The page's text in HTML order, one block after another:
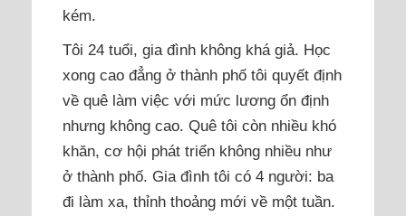
kém.
Tôi 24 tuổi, gia đình không khá giả. Học
xong cao đẳng ở thành phố tôi quyết định
về quê làm việc với mức lương ổn định
nhưng không cao. Quê tôi còn nhiều khó
khăn, cơ hội phát triển không nhiều như
ở thành phố. Gia đình tôi có 4 người: ba
đi làm xa, thỉnh thoảng mới về một tuần.